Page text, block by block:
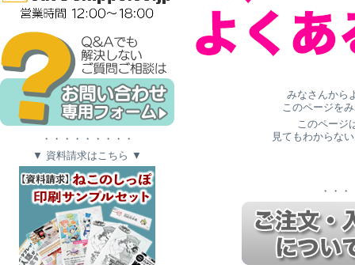
・・・・・・・・・
▼ 資料請求はこちら ▼
みなさんから
このページを
このページ
見てもわからな
・・